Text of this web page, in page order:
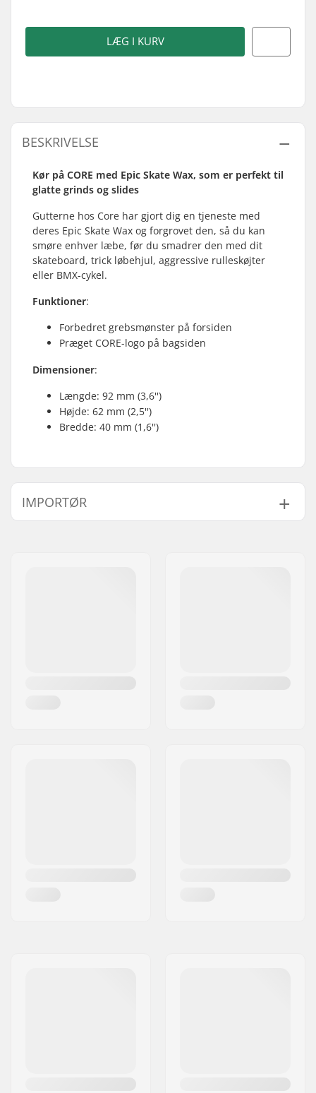
LÆG I KURV
BESKRIVELSE
Kør på CORE med Epic Skate Wax, som er perfekt til
glatte grinds og slides
Gutterne hos Core har gjort dig en tjeneste med
deres Epic Skate Wax og forgrovet den, så du kan
smøre enhver læbe, før du smadrer den med dit
skateboard, trick løbehjul, aggressive rulleskøjter
eller BMX-cykel.
Funktioner:
Forbedret grebsmønster på forsiden
Præget CORE-logo på bagsiden
Dimensioner:
Længde: 92 mm (3,6'')
Højde: 62 mm (2,5'')
Bredde: 40 mm (1,6'')
IMPORTØR